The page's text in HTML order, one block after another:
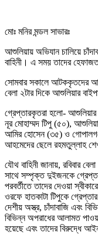
মোঃ মনির মন্ডল সাভারঃ
আশুলিয়ায় অভিযান চালিয়ে
বাহিনী। এ সময় তাদের
সোমবার সকালে আটককৃতদের
বেলা ২টার দিকে আশুলিয়ার
গ্রেপ্তারকৃতরা হলো- আশুলিয়ার
নূর মোহাম্মদ টিপু (৫০),
আমির হোসেন (৩৫) ও গোপালগঞ্জ
আহমেদের ছেলে রহমতুল্লাহ
যৌথ বাহিনী জানায়, রবিবার
সাথে সম্পৃক্ত দুইজনকে
পরবর্তীতে তাদের দেওয়া
ওরফে হাতকাটা টিপুকে
দেশীয় অস্ত্র, চাঁদাবাজি এবং
বিভিন্ন অপরাধের আলামত
হয়েছে এবং তাদের বিরুদ্ধে